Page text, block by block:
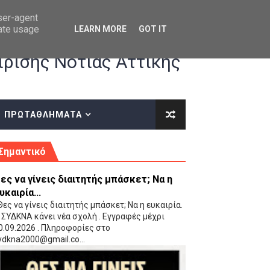
οδηγίες επί του ΚΑΝΟΝΙΣΜΟΥ ΕΓΓΡΑΦΩΝ-ΜΕΤΑΓΡΑΦΩΝ ΤΗΣ
(VIDEO)
Νότιας Αττικής
ΠΡΩΤΑΘΛΗΜΑΤΑ
να γίνεις διαιτητής μπάσκετ; Να η
να γίνεις διαιτητής μπάσκετ; Να η ευκαιρία.
κάνει νέα σχολή . Εγγραφές μέχρι
. Πληροφορίες στο
agent
usage
LEARN MORE GOT IT